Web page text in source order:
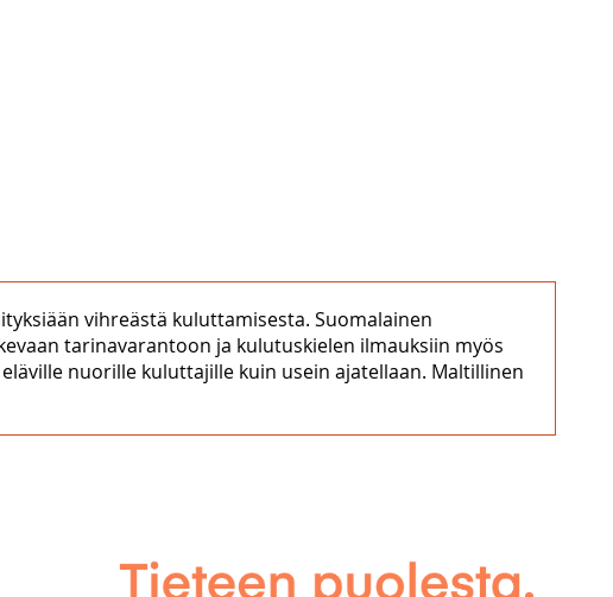
vihreästä kuluttamisesta. Suomalainen
tarinavarantoon ja kulutuskielen ilmauksiin myös
nuorille kuluttajille kuin usein ajatellaan. Maltillinen